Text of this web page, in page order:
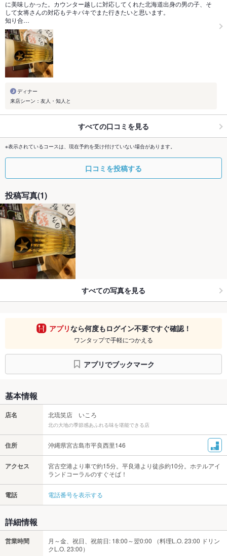
に美味しかった。カウンター越しに対応してくれた北海道出身の男の子、そ
して女将さんの対応もテキパキでまた行きたいと思います。
知り合…
ディナー
来店シーン：友人・知人と
すべての口コミを見る
※表示されているコースは、現在予約を受け付けていない場合があります。
口コミを投稿する
投稿写真(1)
すべての写真を見る
アプリなら何度もログイン不要ですぐ確認！
ワンタップで手軽につかえる
アプリでブックマーク
基本情報
店名 北琉笑店 いころ
北の大地の季節感あふれる味を堪能できる店
住所 沖縄県宮古島市平良西里146
アクセス
宮古空港より車で約15分。平良港より徒歩約10分。ホテルアイ
ランドコーラルのすぐそば！
電話 電話番号を表示する
詳細情報
営業時間
月～金、祝日、祝前日: 18:00～翌0:00 （料理L.O. 23:00 ドリン
クL.O. 23:00）